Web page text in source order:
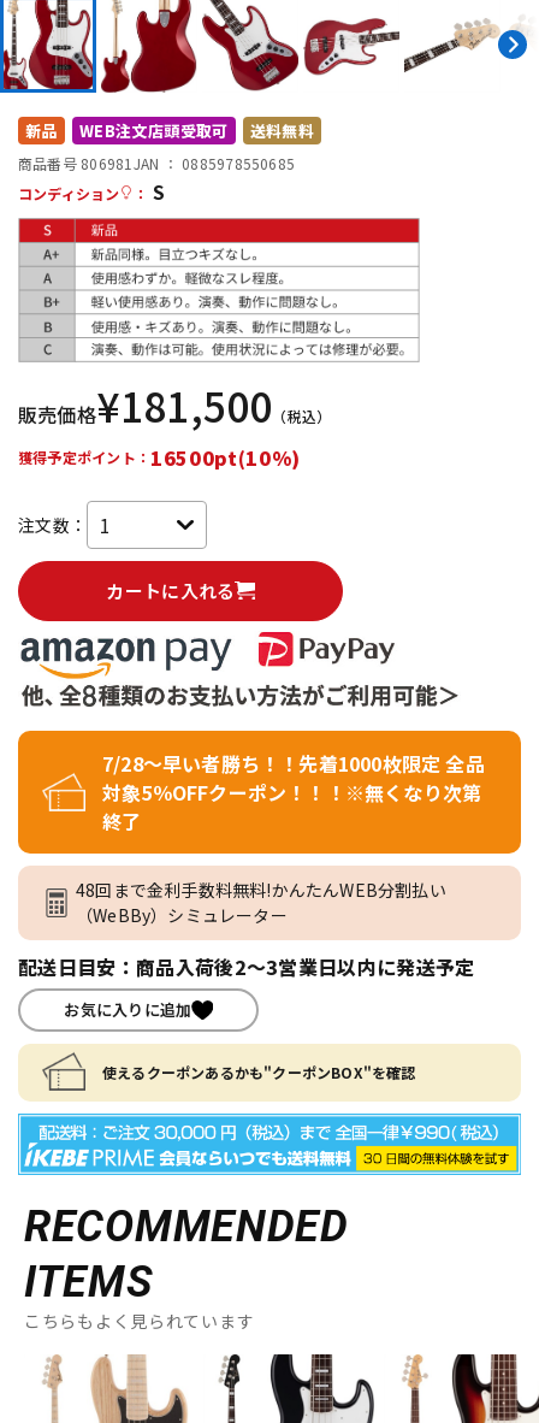
DTM オンライン納品 レコーディング機器
配信/ライブ機器
中古 ヴィンテージ
新品 WEB注文店頭受取可 送料無料
商品番号 806981 JAN ： 0885978550685
コンディション
： S
販売価格¥181,500 （税込）
獲得予定ポイント： 16500pt(10%)
注文数：
カートに入れる
7/28～早い者勝ち！！先着1000枚限定 全品
対象5％OFFクーポン！！！※無くなり次第
終了
48回まで金利手数料無料!かんたんWEB分割払い
（WeBBy）シミュレーター
配送日目安：商品入荷後2～3営業日以内に発送予定
お気に入りに追加
使えるクーポンあるかも"クーポンBOX"を確認
RECOMMENDED
ITEMS
こちらもよく見られています